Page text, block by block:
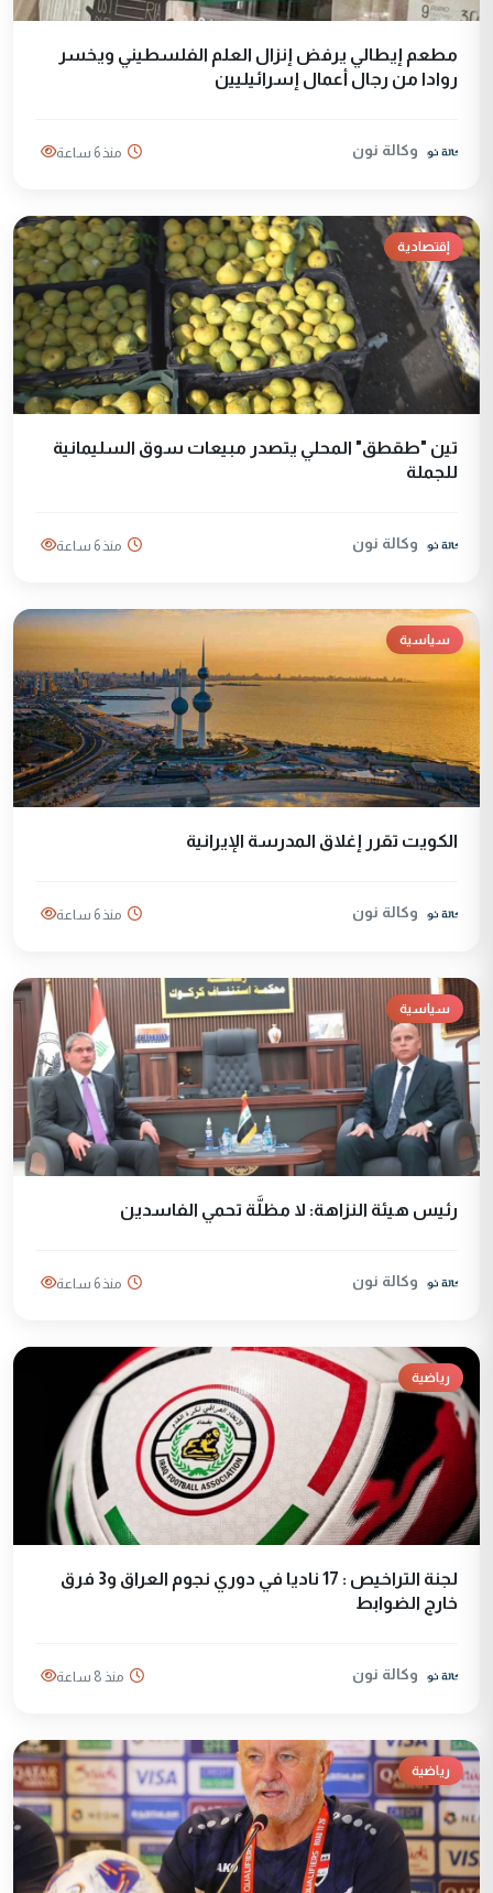
مطعم إيطالي يرفض إنزال العلم الفلسطيني ويخسر
روادا من رجال أعمال إسرائيليين
وكالة نون منذ 6 ساعة
إقتصادية
تين "طقطق" المحلي يتصدر مبيعات سوق السليمانية
للجملة
وكالة نون منذ 6 ساعة
سياسية
الكويت تقرر إغلاق المدرسة الإيرانية
وكالة نون منذ 6 ساعة
سياسية
رئيس هيئة النزاهة: لا مظلَّة تحمي الفاسدين
وكالة نون منذ 6 ساعة
رياضية
لجنة التراخيص : 17 ناديا في دوري نجوم العراق و3 فرق
خارج الضوابط
وكالة نون منذ 8 ساعة
رياضية